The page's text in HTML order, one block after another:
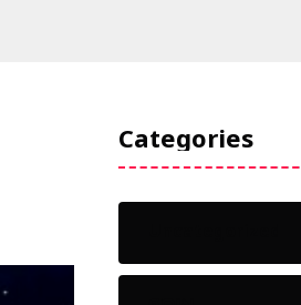
Categories